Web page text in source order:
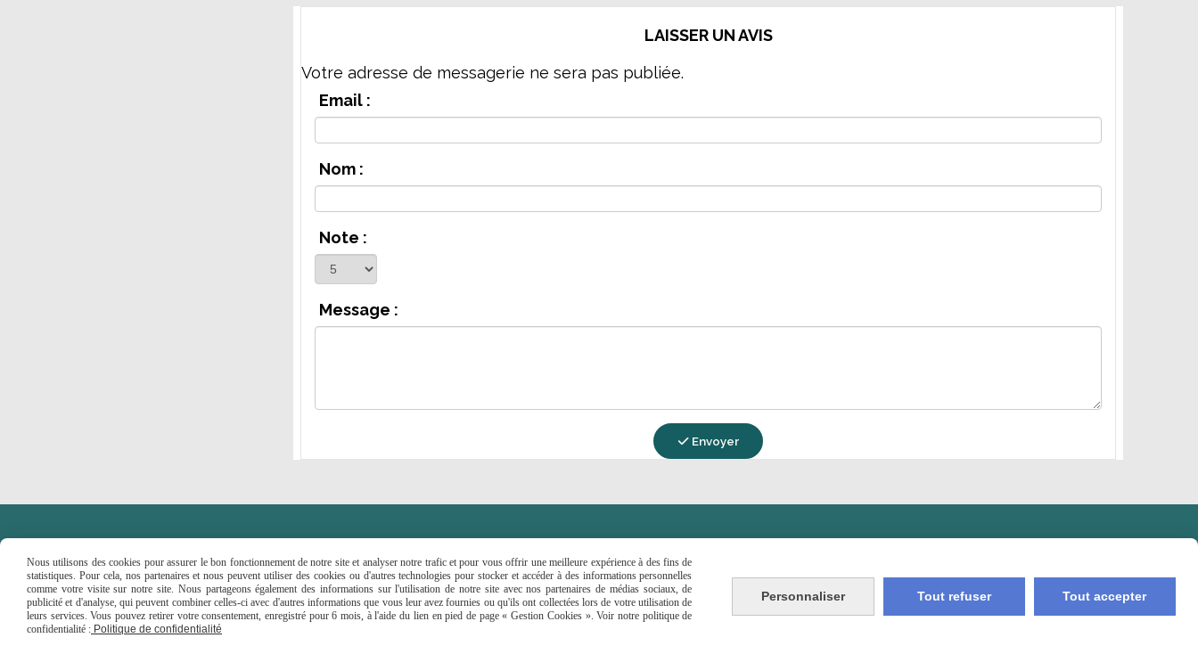
LAISSER UN AVIS
Votre adresse de messagerie ne sera pas publiée.
Email :
Nom :
Note :
Message :
Envoyer
Facebook est désactivé. Autoriser Pinterest est désactivé. Autoriser
Mentions Légales Conditions générales de vente Politique de confidentialité Gestion cookies
Nous utilisons des cookies pour assurer le bon fonctionnement de notre site et analyser notre trafic et pour vous offrir une meilleure expérience à des fins de
statistiques. Pour cela, nos partenaires et nous peuvent utiliser des cookies ou d'autres technologies pour stocker et accéder à des informations personnelles
comme votre visite sur notre site. Nous partageons également des informations sur l'utilisation de notre site avec nos partenaires de médias sociaux, de
publicité et d'analyse, qui peuvent combiner celles-ci avec d'autres informations que vous leur avez fournies ou qu'ils ont collectées lors de votre utilisation de
leurs services. Vous pouvez retirer votre consentement, enregistré pour 6 mois, à l'aide du lien en pied de page « Gestion Cookies ». Voir notre politique de
confidentialité : Politique de confidentialité
Personnaliser Tout refuser Tout accepter